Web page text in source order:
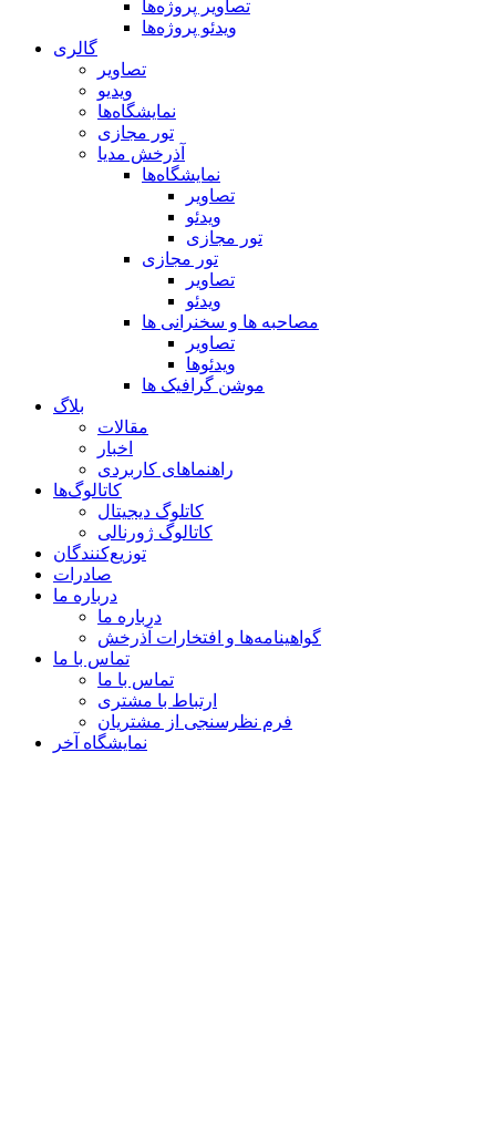
تصاویر پروژه‌ها
ویدئو پروژه‌ها
گالری
تصاویر
ویدیو
نمایشگاه‌ها
تور مجازی
آذرخش مدیا
نمایشگاه‌ها
تصاویر
ویدئو
تور مجازی
تور مجازی
تصاویر
ویدئو
مصاحبه ها و سخنرانی ها
تصاویر
ویدئوها
موشن گرافیک ها
بلاگ
مقالات
اخبار
راهنماهای کاربردی
کاتالوگ‌ها
کاتلوگ دیجیتال
کاتالوگ ژورنالی
توزیع‌کنندگان
صادرات
درباره ما
درباره ما
گواهینامه‌ها و افتخارات آذرخش
تماس با ما
تماس با ما
ارتباط با مشتری
فرم نظرسنجی از مشتریان
نمایشگاه‌ آخر